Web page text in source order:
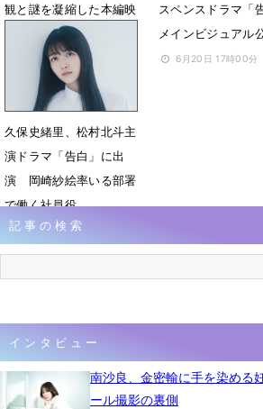
観と謎を凝縮した本編映
像が公開
6月24日 12時45分
スペンスドラマ「
メインビジュアル
6月20日 17時00分
久保史緒里、松村北斗主
演ドラマ「告白」に出
演 岡崎紗絵率いる部署
で働く社員役
6月12日 12時34分
記事の検索
インタビュー
南沙良、金密輸に手を染め
ール撮影の裏側